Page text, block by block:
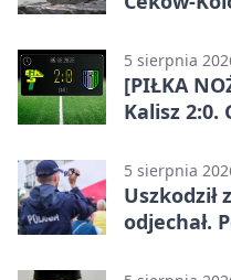
5 sierpnia
[PIŁKA
Kalisz 2:0.
5 sierpnia
Uszkodził
odjechał.